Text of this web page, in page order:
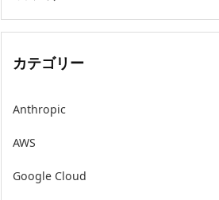
カテゴリー
Anthropic
AWS
Google Cloud